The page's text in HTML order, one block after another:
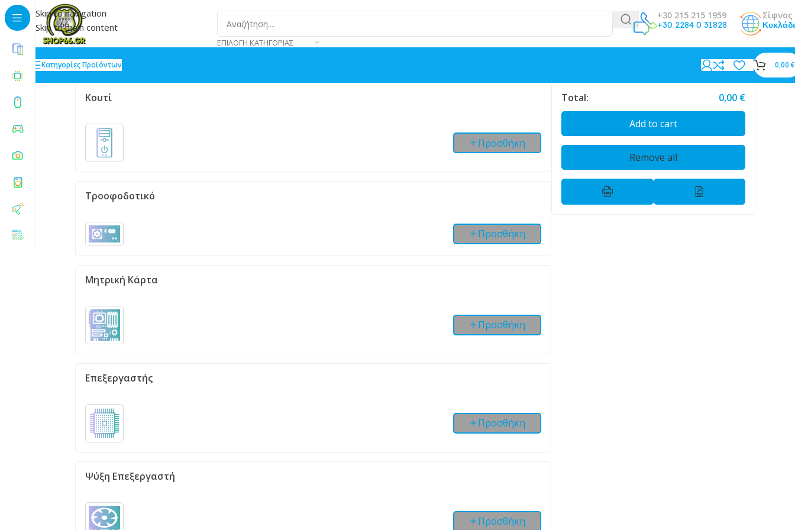
Skip to navigation
Skip to main content
ΕΠΙΛΟΓΉ ΚΑΤΗΓΟΡΊΑΣ
+30 215 215 1959
+30 2284 0 31828
Σίφνος
Κατηγορίες Προϊόντων 0,00 €
Κουτί
Προσθήκη
Τροοφοδοτικό
Προσθήκη
Μητρική Κάρτα
Προσθήκη
Επεξεργαστής
Προσθήκη
Ψύξη Επεξεργαστή
Προσθήκη
Total: 0,00 €
Add to cart
Remove all